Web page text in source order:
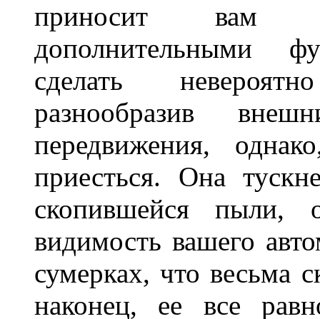
приносит вам
дополнительными
сделать
разнообразив
передвижения,
приесться. Она
скопившейся пыли,
видимость вашего
сумерках, что весьма
наконец, ее все